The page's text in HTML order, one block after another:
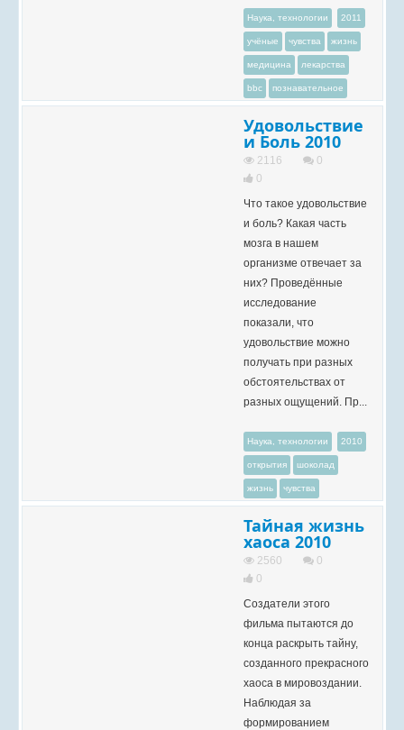
Наука, технологии 2011
учёные чувства жизнь
медицина лекарства
bbc познавательное
Удовольствие
и Боль 2010
2116
0
0
Что такое удовольствие
и боль? Какая часть
мозга в нашем
организме отвечает за
них? Проведённые
исследование
показали, что
удовольствие можно
получать при разных
обстоятельствах от
разных ощущений. Пр...
Наука, технологии 2010
открытия шоколад
жизнь чувства
Тайная жизнь
хаоса 2010
2560
0
0
Создатели этого
фильма пытаются до
конца раскрыть тайну,
созданного прекрасного
хаоса в мировоздании.
Наблюдая за
формированием